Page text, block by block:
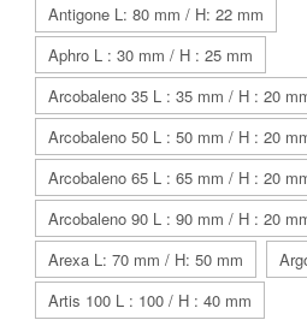
Antigone L: 80 mm / H: 22 mm
Aphro L : 30 mm / H : 25 mm
Arcobaleno 35 L : 35 mm / H : 20
Arcobaleno 50 L : 50 mm / H : 20
Arcobaleno 65 L : 65 mm / H : 20
Arcobaleno 90 L : 90 mm / H : 20
Arexa L: 70 mm / H: 50 mm
Artis 100 L : 100 / H : 40 mm